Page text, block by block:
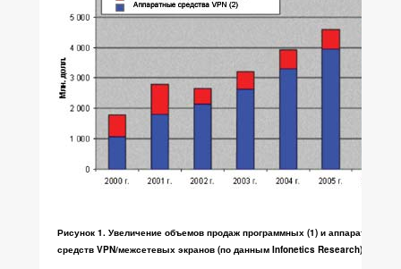
Рисунок 1. Увеличение объемов продаж программных (1) и аппаратных (2)
средств VPN/межсетевых экранов (по данным Infonetics Research).